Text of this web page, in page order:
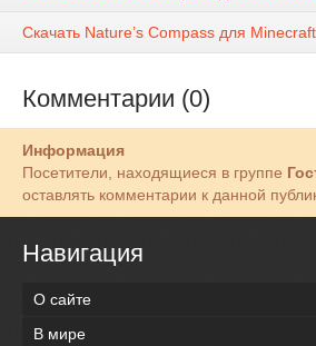
Скачать Nature’s Compass для
Комментарии (0)
Информация
Посетители, находящиеся в группе
оставлять комментарии к данной
Навигация
О сайте
В мире